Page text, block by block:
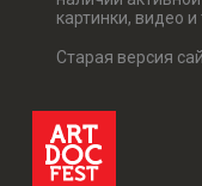
картинки, видео
Старая версия